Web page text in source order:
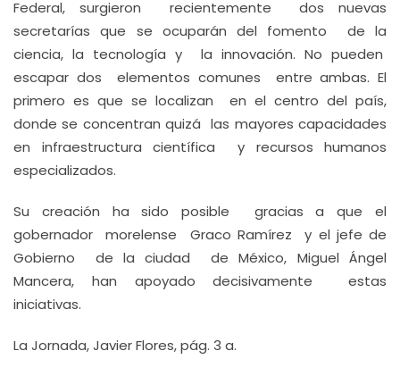
Federal, surgieron recientemente dos nuevas
secretarías que se ocuparán del fomento de la
ciencia, la tecnología y la innovación. No pueden
escapar dos elementos comunes entre ambas. El
primero es que se localizan en el centro del país,
donde se concentran quizá las mayores capacidades
en infraestructura científica y recursos humanos
especializados.
Su creación ha sido posible gracias a que el
gobernador morelense Graco Ramírez y el jefe de
Gobierno de la ciudad de México, Miguel Ángel
Mancera, han apoyado decisivamente estas
iniciativas.
La Jornada, Javier Flores, pág. 3 a.